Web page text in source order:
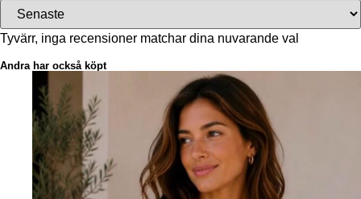
Tyvärr, inga recensioner matchar dina nuvarande val
Andra har också köpt